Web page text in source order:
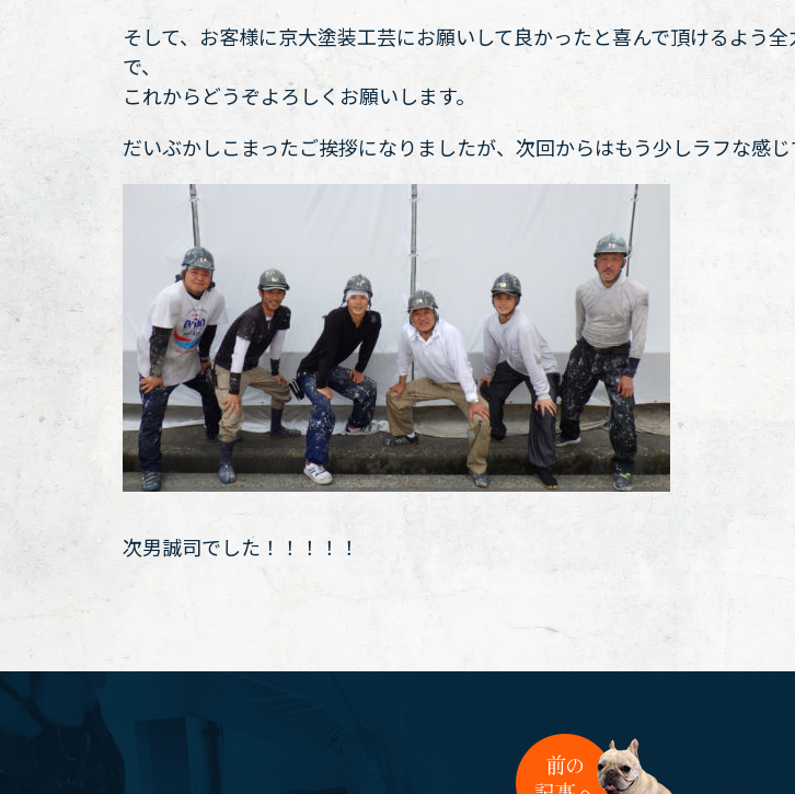
そして、お客様に京大塗装工芸にお願いして良かったと喜んで頂けるよう
で、
これからどうぞよろしくお願いします。
だいぶかしこまったご挨拶になりましたが、次回からはもう少しラフな感
次男誠司でした！！！！！